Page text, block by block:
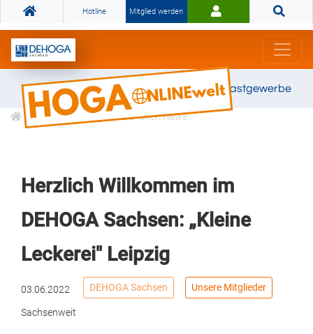
Hotline Mitglied werden
Gemeinsam stark für das Gastgewerbe
Informationen Branchen News
Herzlich Willkommen im
DEHOGA Sachsen: „Kleine
Leckerei" Leipzig
03.06.2022 DEHOGA Sachsen Unsere Mitglieder
Sachsenweit